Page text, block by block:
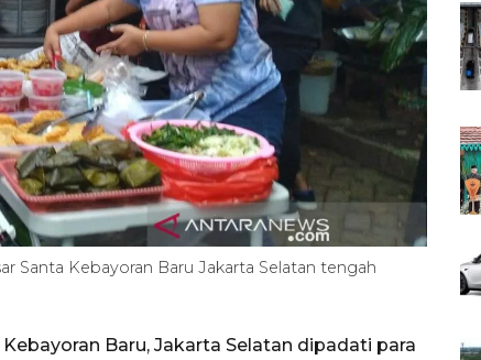
Santa Kebayoran Baru Jakarta Selatan tengah
Baru, Jakarta Selatan dipadati para